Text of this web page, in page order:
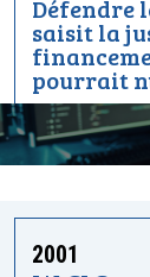
Défendre
saisit la
pourrait
2001